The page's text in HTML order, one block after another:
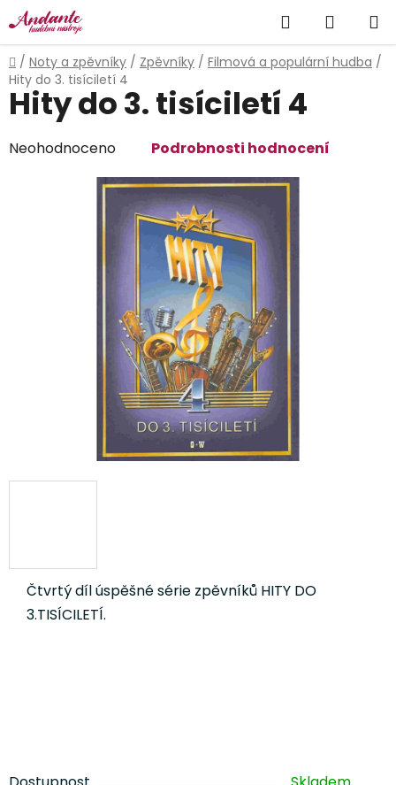
Přejít
na
obsah
Hledat
KOŠÍK
Domů
/ Noty a zpěvníky / Zpěvníky / Filmová a populární hudba /
Hity do 3. tisíciletí 4
Čtvrtý díl úspěšné série zpěvníků HITY DO
3.TISÍCILETÍ.
Hity do 3. tisíciletí 4
Průměrné
Neohodnoceno Podrobnosti hodnocení